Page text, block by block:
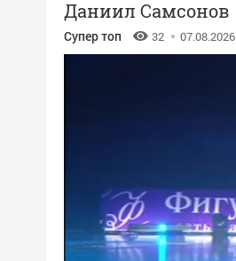
Даниил Самсонов
Супер топ 32 07.08.2026